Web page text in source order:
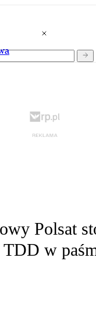
Polsat
w